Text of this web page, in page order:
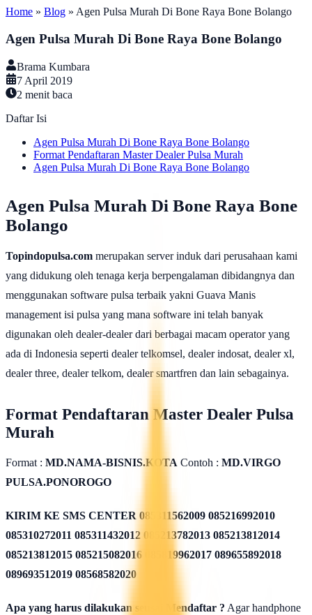
Home » Blog » Agen Pulsa Murah Di Bone Raya Bone Bolango
Agen Pulsa Murah Di Bone Raya Bone Bolango
Brama Kumbara
7 April 2019
2 menit baca
Daftar Isi
Agen Pulsa Murah Di Bone Raya Bone Bolango
Format Pendaftaran Master Dealer Pulsa Murah
Agen Pulsa Murah Di Bone Raya Bone Bolango
Agen Pulsa Murah Di Bone Raya Bone
Bolango
Topindopulsa.com merupakan server induk dari perusahaan kami
yang didukung oleh tenaga kerja berpengalaman dibidangnya dan
menggunakan software pulsa terbaik yakni Guava Manis
management isi pulsa yang mana software ini telah banyak
digunakan oleh dealer-dealer dari berbagai macam operator yang
ada di Indonesia seperti dealer telkomsel, dealer indosat, dealer xl,
dealer three, dealer telkom, dealer smartfren dan lain sebagainya.
Format Pendaftaran Master Dealer Pulsa
Murah
Format : MD.NAMA-BISNIS.KOTA Contoh : MD.VIRGO
PULSA.PONOROGO
KIRIM KE SMS CENTER 085311562009 085216992010
085310272011 085311432012 085213782013 085213812014
085213812015 085215082016 085819962017 089655892018
089693512019 08568582020
Apa yang harus dilakukan seusai Mendaftar ? Agar handphone